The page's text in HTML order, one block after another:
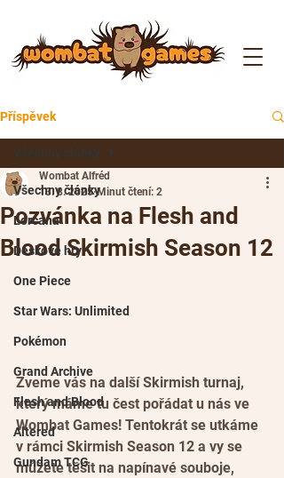
Příspěvek
Všechny články
Lorcana
Deskové hry
One Piece
Star Wars: Unlimited
Pokémon
Grand Archive
Flesh and Blood
Altered
Gundam TCG
Všechny články
Pozvánka na Flesh and
Blood Skirmish Season 12
Wombat Alfréd
13. 8. 2025 Minut čtení: 2
Zveme vás na další Skirmish turnaj,
který máme tu čest pořádat u nás ve
Wombat Games! Tentokrát se utkáme
v rámci Skirmish Season 12 a vy se
můžete těšit na napínavé souboje,